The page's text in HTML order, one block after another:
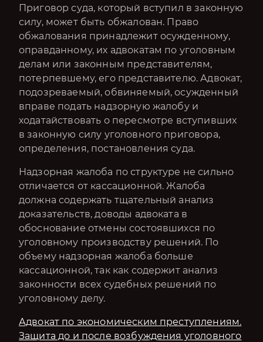
Приговор суда, который вступил в законную
силу, может быть обжалован. Право
обжалования принадлежит осужденному,
оправданному, их адвокатам по уголовным
делам или законным представителям,
потерпевшему, его представителю. Адвокат,
подозреваемый, обвиняемый, осужденный
вправе подать надзорную жалобу и
ходатайствовать о пересмотре вступивших
в законную силу уголовного приговора,
определения, постановления суда.
Надзорная жалоба по структуре не сильно
отличается от кассационной. Жалоба
должна содержать тщательный анализ
доказательств, доводы адвоката в
обоснование отмены состоявшихся по
уголовному производству решений. По
объему надзорная жалоба больше
кассационной, так как содержит анализ
законности всех судебных решений по
уголовному делу.
Адвокат по экономическим преступлениям.
Защита до и после возбуждения уголовного